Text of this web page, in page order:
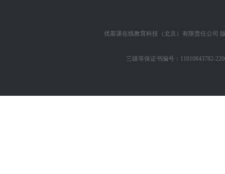
优慕课在线教育科技（北京）有限责任公司
三级等保证书编号：11010843782-